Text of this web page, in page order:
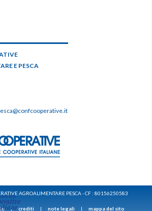
E PESCA
AGROALIMENTARE PESCA - CF : 80156250583
| crediti | note legali | mappa del sito